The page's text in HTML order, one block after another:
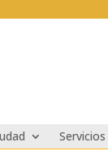
Servicios